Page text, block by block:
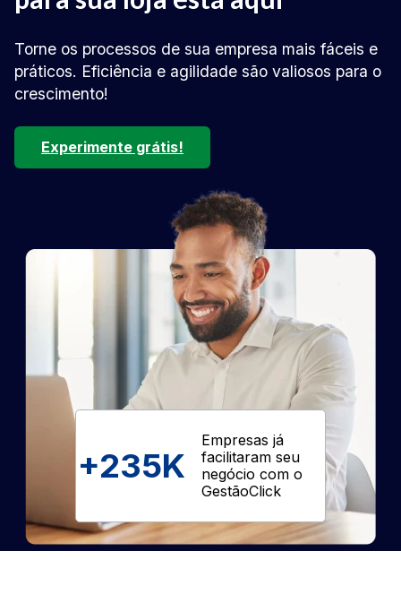
Torne os processos de sua empresa mais fáceis e
práticos. Eficiência e agilidade são valiosos para o
crescimento!
Experimente grátis!
+235K
Empresas já
facilitaram seu
negócio com o
GestãoClick